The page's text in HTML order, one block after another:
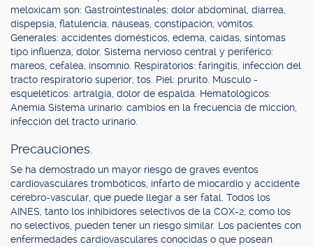
meloxicam son: Gastrointestinales: dolor abdominal, diarrea,
dispepsia, flatulencia, náuseas, constipación, vómitos.
Generales: accidentes domésticos, edema, caídas, síntomas
tipo influenza, dolor. Sistema nervioso central y periférico:
mareos, cefalea, insomnio. Respiratorios: faringitis, infección del
tracto respiratorio superior, tos. Piel: prurito. Músculo -
esqueléticos: artralgia, dolor de espalda. Hematológicos:
Anemia Sistema urinario: cambios en la frecuencia de micción,
infección del tracto urinario.
Precauciones.
Se ha demostrado un mayor riesgo de graves eventos
cardiovasculares trombóticos, infarto de miocardio y accidente
cerebro-vascular, que puede llegar a ser fatal. Todos los
AINES, tanto los inhibidores selectivos de la COX-2, como los
no selectivos, pueden tener un riesgo similar. Los pacientes con
enfermedades cardiovasculares conocidas o que posean